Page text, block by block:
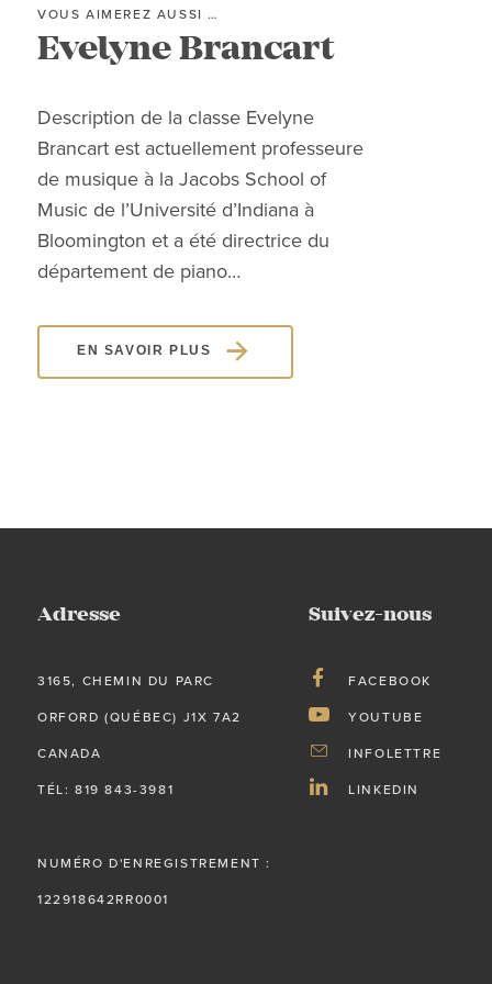
VOUS AIMEREZ AUSSI …
Evelyne Brancart
Description de la classe Evelyne
Brancart est actuellement professeure
de musique à la Jacobs School of
Music de l’Université d’Indiana à
Bloomington et a été directrice du
département de piano…
EN SAVOIR PLUS
Adresse
3165, CHEMIN DU PARC
ORFORD (QUÉBEC) J1X 7A2
CANADA
TÉL: 819 843-3981
NUMÉRO D'ENREGISTREMENT :
122918642RR0001
Suivez-nous
FACEBOOK
YOUTUBE
INFOLETTRE
LINKEDIN